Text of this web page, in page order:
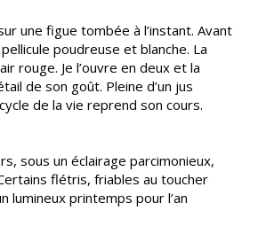
une figue tombée à l’instant. Avant
poudreuse et blanche. La
rouge. Je l’ouvre en deux et la
de son goût. Pleine d’un jus
de la vie reprend son cours.
sous un éclairage parcimonieux,
flétris, friables au toucher
lumineux printemps pour l’an